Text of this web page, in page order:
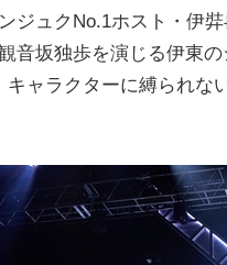
ジュクNo.1ホスト・伊
音坂独歩を演じる伊東
ャラクターに縛られな